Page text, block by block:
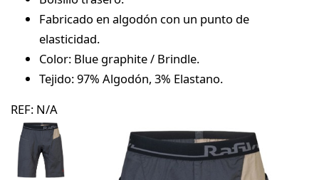
Fabricado en algodón con un punto de
elasticidad.
Color: Blue graphite / Brindle.
Tejido: 97% Algodón, 3% Elastano.
REF: N/A